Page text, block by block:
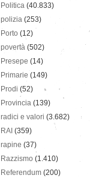
Politica (40.833)
polizia (253)
Porto (12)
povertà (502)
Presepe (14)
Primarie (149)
Prodi (52)
Provincia (139)
radici e valori (3.682)
RAI (359)
rapine (37)
Razzismo (1.410)
Referendum (200)